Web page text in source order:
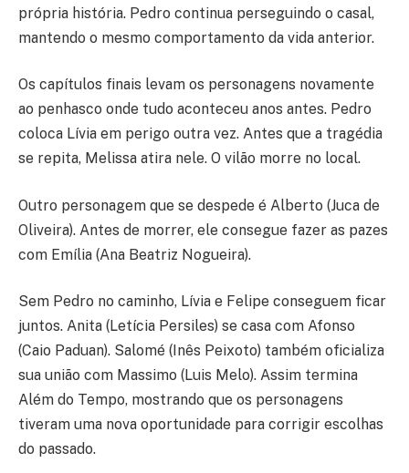
própria história. Pedro continua perseguindo o casal,
mantendo o mesmo comportamento da vida anterior.
Os capítulos finais levam os personagens novamente
ao penhasco onde tudo aconteceu anos antes. Pedro
coloca Lívia em perigo outra vez. Antes que a tragédia
se repita, Melissa atira nele. O vilão morre no local.
Outro personagem que se despede é Alberto (Juca de
Oliveira). Antes de morrer, ele consegue fazer as pazes
com Emília (Ana Beatriz Nogueira).
Sem Pedro no caminho, Lívia e Felipe conseguem ficar
juntos. Anita (Letícia Persiles) se casa com Afonso
(Caio Paduan). Salomé (Inês Peixoto) também oficializa
sua união com Massimo (Luis Melo). Assim termina
Além do Tempo, mostrando que os personagens
tiveram uma nova oportunidade para corrigir escolhas
do passado.